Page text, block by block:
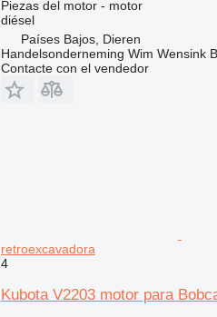
Piezas del motor - motor
diésel
Países Bajos, Dieren
Handelsonderneming Wim Wensink
Contacte con el vendedor
retroexcavadora
4
Kubota V2203 motor para